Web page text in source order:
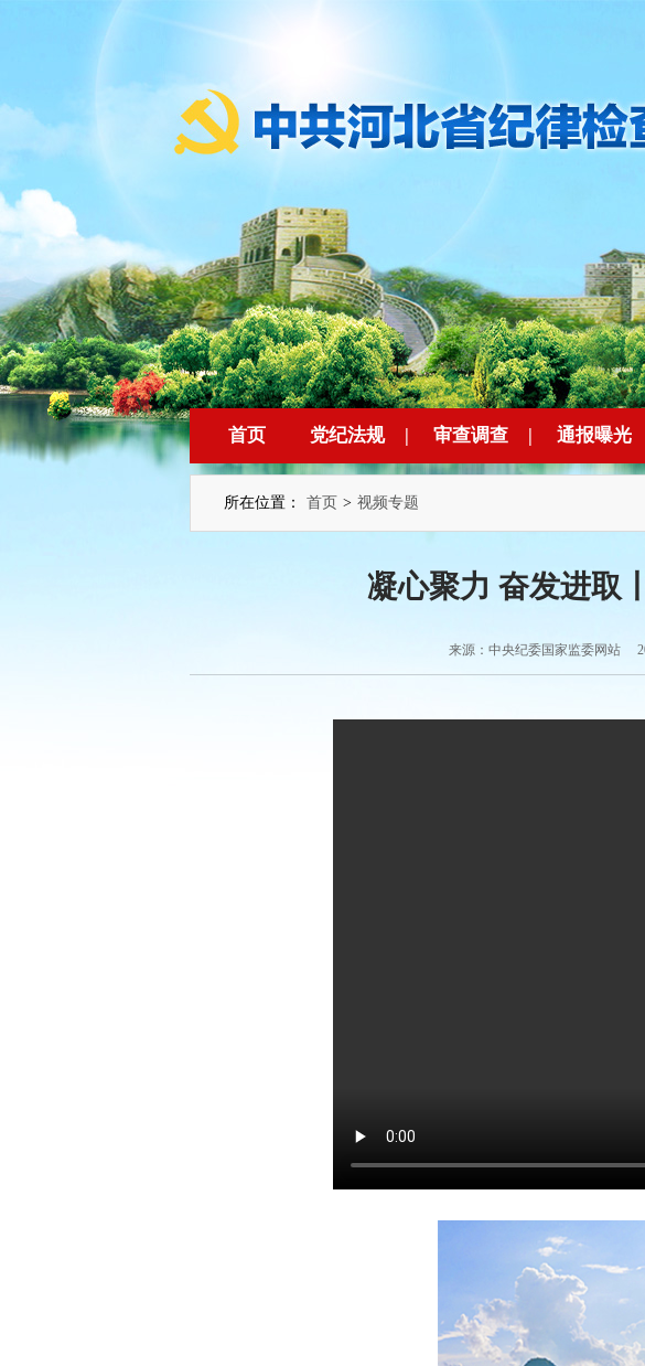
首页 党纪法规 | 审查调查 | 通报曝光
所在位置： 首页 > 视频专题
凝心聚力 奋发进取
来源：中央纪委国家监委网站